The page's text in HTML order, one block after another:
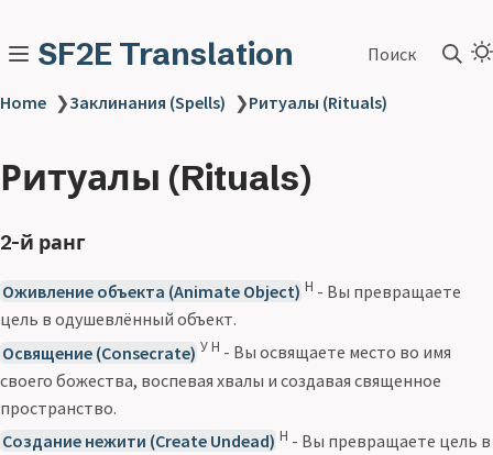
SF2E Translation Поиск
Home ❯Заклинания (Spells) ❯Ритуалы (Rituals)
Ритуалы (Rituals)
2-й ранг
Оживление объекта (Animate Object) Н - Вы превращаете
цель в одушевлённый объект.
Освящение (Consecrate) У Н - Вы освящаете место во имя
своего божества, воспевая хвалы и создавая священное
пространство.
Создание нежити (Create Undead) Н - Вы превращаете цель в